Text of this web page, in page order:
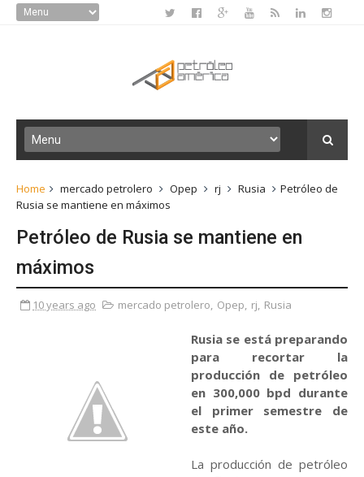
Home mercado petrolero Opep rj Rusia
Petróleo de
Rusia se mantiene en máximos
Petróleo de Rusia se mantiene en
máximos
10 years ago mercado petrolero, Opep, rj, Rusia
Rusia se está preparando
para recortar la
producción de petróleo
en 300,000 bpd durante
el primer semestre de
este año.
La producción de petróleo